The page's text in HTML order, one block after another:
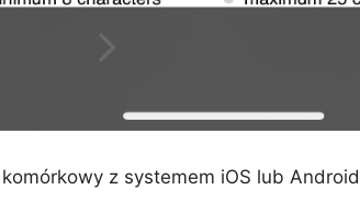
z systemem iOS lub